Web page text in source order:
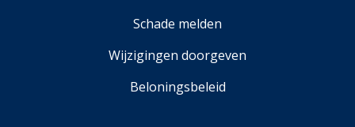
Schade melden
Wijzigingen doorgeven
Beloningsbeleid